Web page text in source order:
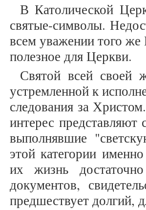
В Католической
святые-символы.
всем уважении того
полезное для Церкви.
Святой всей своей
устремленной к
следования за
интерес
выполнявшие
этой категории
их жизнь
документов,
предшествует долгий,